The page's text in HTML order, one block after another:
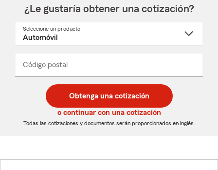
¿Le gustaría obtener una cotización?
Seleccione un producto
desplegable
Código postal
de
5
dígitos
de
5
dígitos
_____
Obtenga una cotización
o continuar con una cotización
Todas las cotizaciones y documentos serán proporcionados en inglés.